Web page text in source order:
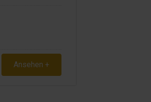
Ansehen +